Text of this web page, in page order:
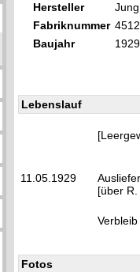
Hersteller Jung
Fabriknummer 4512
Baujahr
1929
Lebenslauf
11.05.1929
[über
Fotos